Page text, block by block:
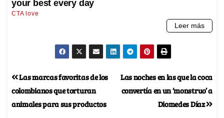
Las noches en las que la coca
convertía en un ‘monstruo’ a
Diomedes Díaz
Las marcas favoritas de los
colombianos que torturan
animales para sus productos